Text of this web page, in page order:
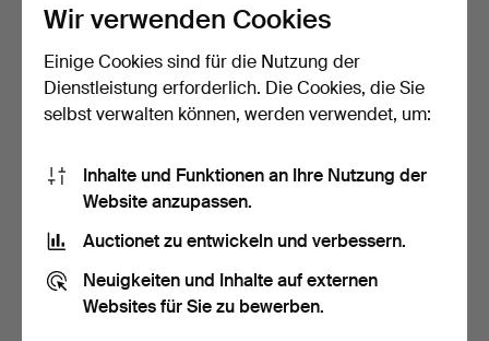
ERIC JULIUS SVENSSON.
Zeichnung, "Liegende…
5 Gebote
Wir verwenden Cookies
Einige Cookies sind für die Nutzung der
Dienstleistung erforderlich. Die Cookies, die Sie
selbst verwalten können, werden verwendet, um:
Inhalte und Funktionen an Ihre Nutzung der
Website anzupassen.
Auctionet zu entwickeln und verbessern.
Neuigkeiten und Inhalte auf externen
Websites für Sie zu bewerben.